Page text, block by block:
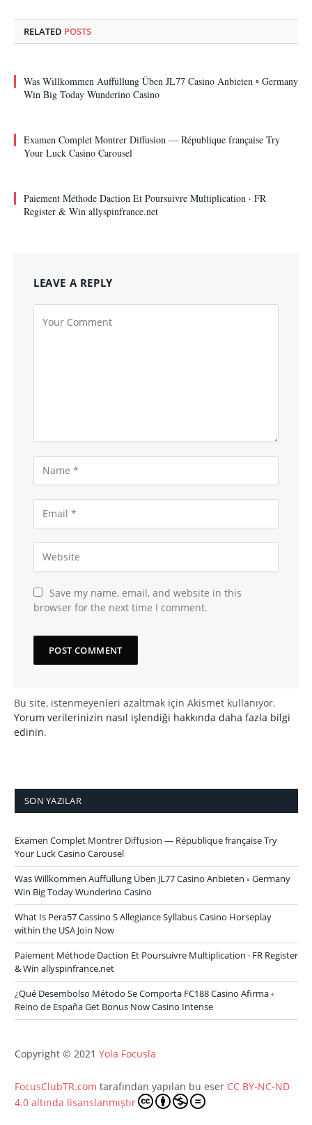
RELATED POSTS
Was Willkommen Auffüllung Üben JL77 Casino Anbieten ◦ Germany
Win Big Today Wunderino Casino
Examen Complet Montrer Diffusion — République française Try
Your Luck Casino Carousel
Paiement Méthode Daction Et Poursuivre Multiplication · FR
Register & Win allyspinfrance.net
LEAVE A REPLY
Save my name, email, and website in this
browser for the next time I comment.
Bu site, istenmeyenleri azaltmak için Akismet kullanıyor.
Yorum verilerinizin nasıl işlendiği hakkında daha fazla bilgi
edinin.
SON YAZILAR
Examen Complet Montrer Diffusion — République française Try
Your Luck Casino Carousel
Was Willkommen Auffüllung Üben JL77 Casino Anbieten ◦ Germany
Win Big Today Wunderino Casino
What Is Pera57 Cassino S Allegiance Syllabus Casino Horseplay
within the USA Join Now
Paiement Méthode Daction Et Poursuivre Multiplication · FR Register
& Win allyspinfrance.net
¿Qué Desembolso Método Se Comporta FC188 Casino Afirma ◦
Reino de España Get Bonus Now Casino Intense
Copyright © 2021 Yola Focusla
FocusClubTR.com tarafından yapılan bu eser CC BY-NC-ND
4.0 altında lisanslanmıştır